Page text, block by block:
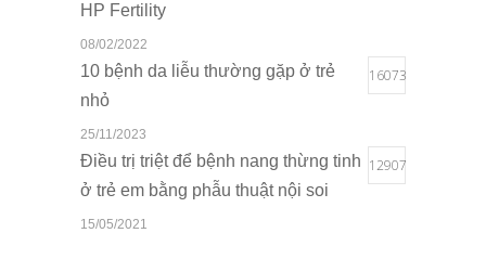
HP Fertility
08/02/2022
10 bệnh da liễu thường gặp ở trẻ
nhỏ
16073
25/11/2023
Điều trị triệt để bệnh nang thừng tinh
ở trẻ em bằng phẫu thuật nội soi
12907
15/05/2021